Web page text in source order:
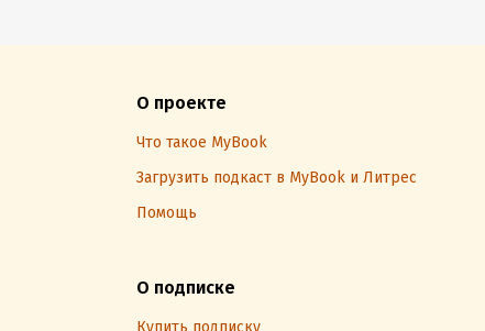
О проекте
Что такое MyBook
Загрузить подкаст в MyBook и Литрес
Помощь
О подписке
Купить подписку